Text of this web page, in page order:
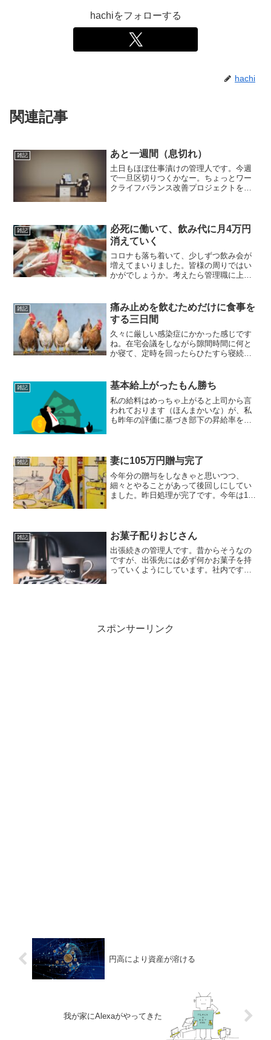
hachiをフォローする
hachi
関連記事
雑記 あと一週間（息切れ）
土日もほぼ仕事漬けの管理人です。今週
で一旦区切りつくかなー。ちょっとワー
クライフバランス改善プロジェクトを放
っと土日無しみたいな生活...
雑記
必死に働いて、飲み代に月4万円
消えていく
コロナも落ち着いて、少しずつ飲み会が
増えてまいりました。皆様の周りではい
かがでしょうか。考えたら管理職に上が
経験していなかったんですよね。それが
最近、「ちょっと一杯」どん...
雑記
痛み止めを飲むためだけに食事を
する三日間
久々に厳しい感染症にかかった感じです
ね。在宅会議をしながら隙間時間に何と
か寝て、定時を回ったらひたすら寝続け
がに取り下げました。人に移すと洒落に
ならんので。昔みたいに熱...
雑記 基本給上がったもん勝ち
私の給料はめっちゃ上がると上司から言
われております（ほんまかいな）が、私
も昨年の評価に基づき部下の昇給率をつ
円の昇給だからな...
雑記 妻に105万円贈与完了
今年分の贈与をしなきゃと思いつつ、
細々とやることがあって後回しにしてい
ました。昨日処理が完了です。今年は105
ので、適当な金額にして...
雑記 お菓子配りおじさん
出張続きの管理人です。昔からそうなの
ですが、出張先には必ず何かお菓子を持
っていくようにしています。社内ですが
スポンサーリンク
円高により資産が溶ける
我が家にAlexaがやってきた